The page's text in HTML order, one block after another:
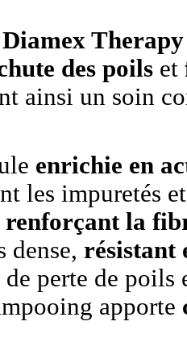
Diamex Therapy
des poils et
ainsi un soin
enrichie en
les impuretés
renforçant la
dense, résistant
perte de poils
apporte